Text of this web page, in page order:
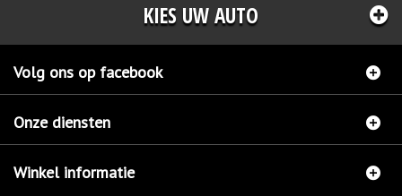
KIES UW AUTO
Volg ons op facebook
Onze diensten
Winkel informatie